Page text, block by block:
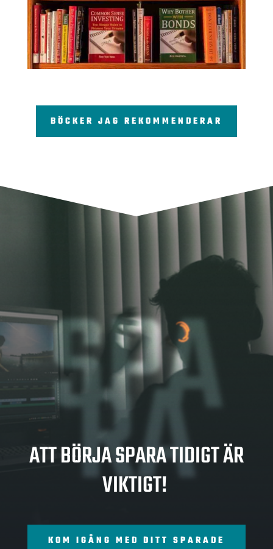
BÖCKER JAG REKOMMENDERAR
SPA
RA
ATT BÖRJA SPARA TIDIGT ÄR
VIKTIGT!
KOM IGÅNG MED DITT SPARADE